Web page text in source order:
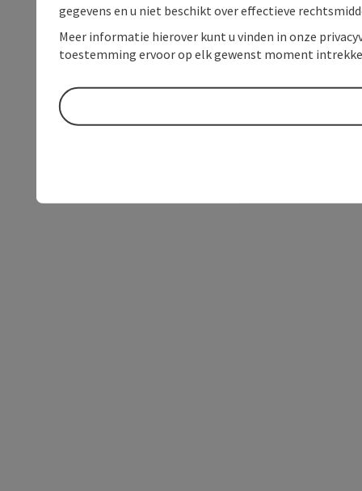
gegevens en u niet beschikt over effectieve
Meer informatie hierover kunt u vinden in onze
toestemming ervoor op elk gewenst moment